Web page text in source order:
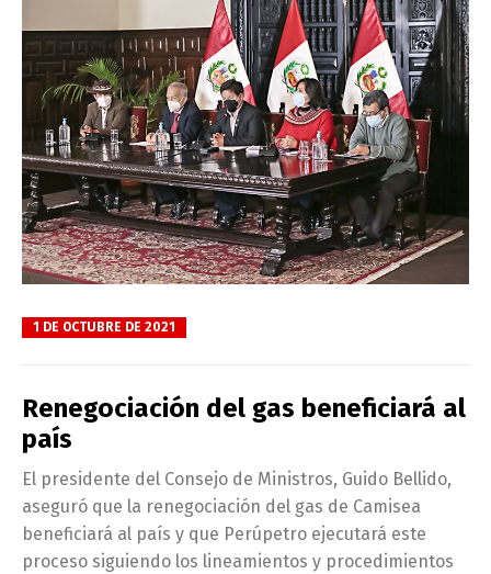
1 DE OCTUBRE DE 2021
Renegociación del gas beneficiará al
país
El presidente del Consejo de Ministros, Guido Bellido,
aseguró que la renegociación del gas de Camisea
beneficiará al país y que Perúpetro ejecutará este
proceso siguiendo los lineamientos y procedimientos